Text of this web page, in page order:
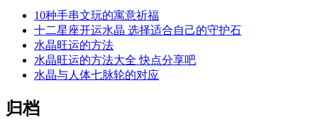
10种手串文玩的寓意祈福
十二星座开运水晶 选择适合自己的守护石
水晶旺运的方法
水晶旺运的方法大全 快点分享吧
水晶与人体七脉轮的对应
归档